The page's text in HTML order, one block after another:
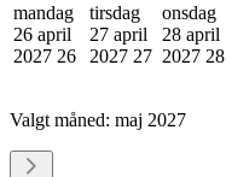
mandag
26 april
2027 26
tirsdag
27 april
2027 27
onsdag
28 april
2027 28
Valgt måned: maj 2027